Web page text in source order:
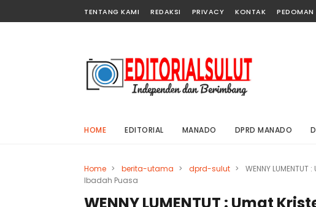
TENTANG KAMI REDAKSI PRIVACY KONTAK PEDOMAN
HOME EDITORIAL MANADO DPRD MANADO
Home > berita-utama > dprd-sulut >
WENNY
Ibadah Puasa